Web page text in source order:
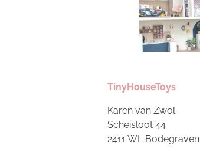
TinyHouseToys
Karen van Zwol
Scheisloot 44
2411 WL Bodegraven